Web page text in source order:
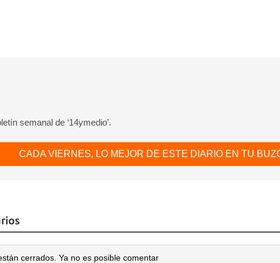
semanal de ‘14ymedio’.
CADA VIERNES, LO MEJOR DE ESTE DIARIO EN TU
cerrados. Ya no es posible comentar